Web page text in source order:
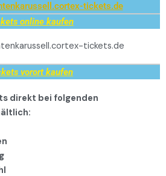
tickets.de
online kaufen
tickets.de
vorort kaufen
direkt bei folgenden